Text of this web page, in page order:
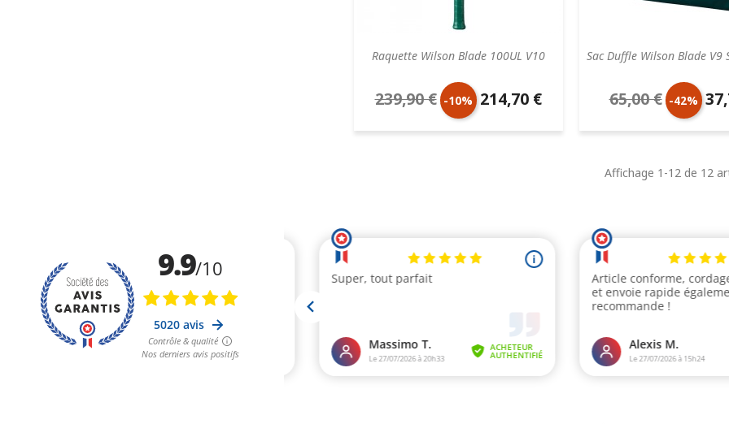
Raquette Wilson Blade 100UL V10
Prix
de
239,90 € -10% Prix
unitaire
214,70 €
Sac Duffle Wilson Blade V9
Prix
de
base
65,00 € -42% Prix
Affichage 1-12 de 12